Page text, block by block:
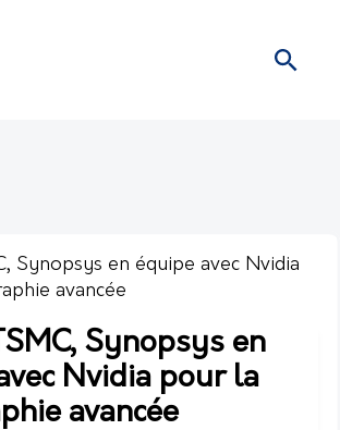
Synopsys en
Nvidia pour la
avancée